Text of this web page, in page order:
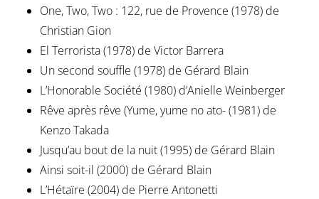
One, Two, Two : 122, rue de Provence (1978) de
Christian Gion
El Terrorista (1978) de Victor Barrera
Un second souffle (1978) de Gérard Blain
L’Honorable Société (1980) d’Anielle Weinberger
Rêve après rêve (Yume, yume no ato- (1981) de
Kenzo Takada
Jusqu’au bout de la nuit (1995) de Gérard Blain
Ainsi soit-il (2000) de Gérard Blain
L’Hétaïre (2004) de Pierre Antonetti